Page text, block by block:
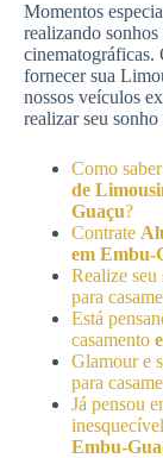
Momentos
realizando
cinematográficas.
fornecer sua
nossos veículos
realizar seu
Como
de
Guaçu?
Contrate
em Embu-
Realize
para
Está
casamento
Glamour e
para
Já pensou
Embu-